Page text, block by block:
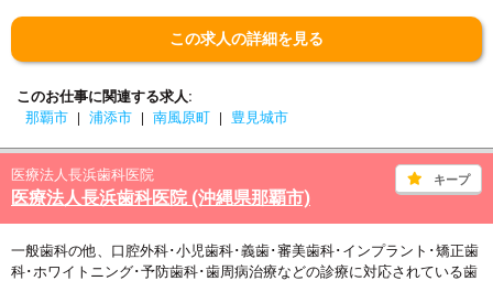
この求人の詳細を見る
このお仕事に関連する求人
那覇市
浦添市 南風原町 豊見城市
キープ
医療法人長浜歯科医院
医療法人長浜歯科医院 (沖縄県那覇市)
一般歯科の他、口腔外科･小児歯科･義歯･審美歯科･インプラント･矯正歯
科･ホワイトニング･予防歯科･歯周病治療などの診療に対応されている歯